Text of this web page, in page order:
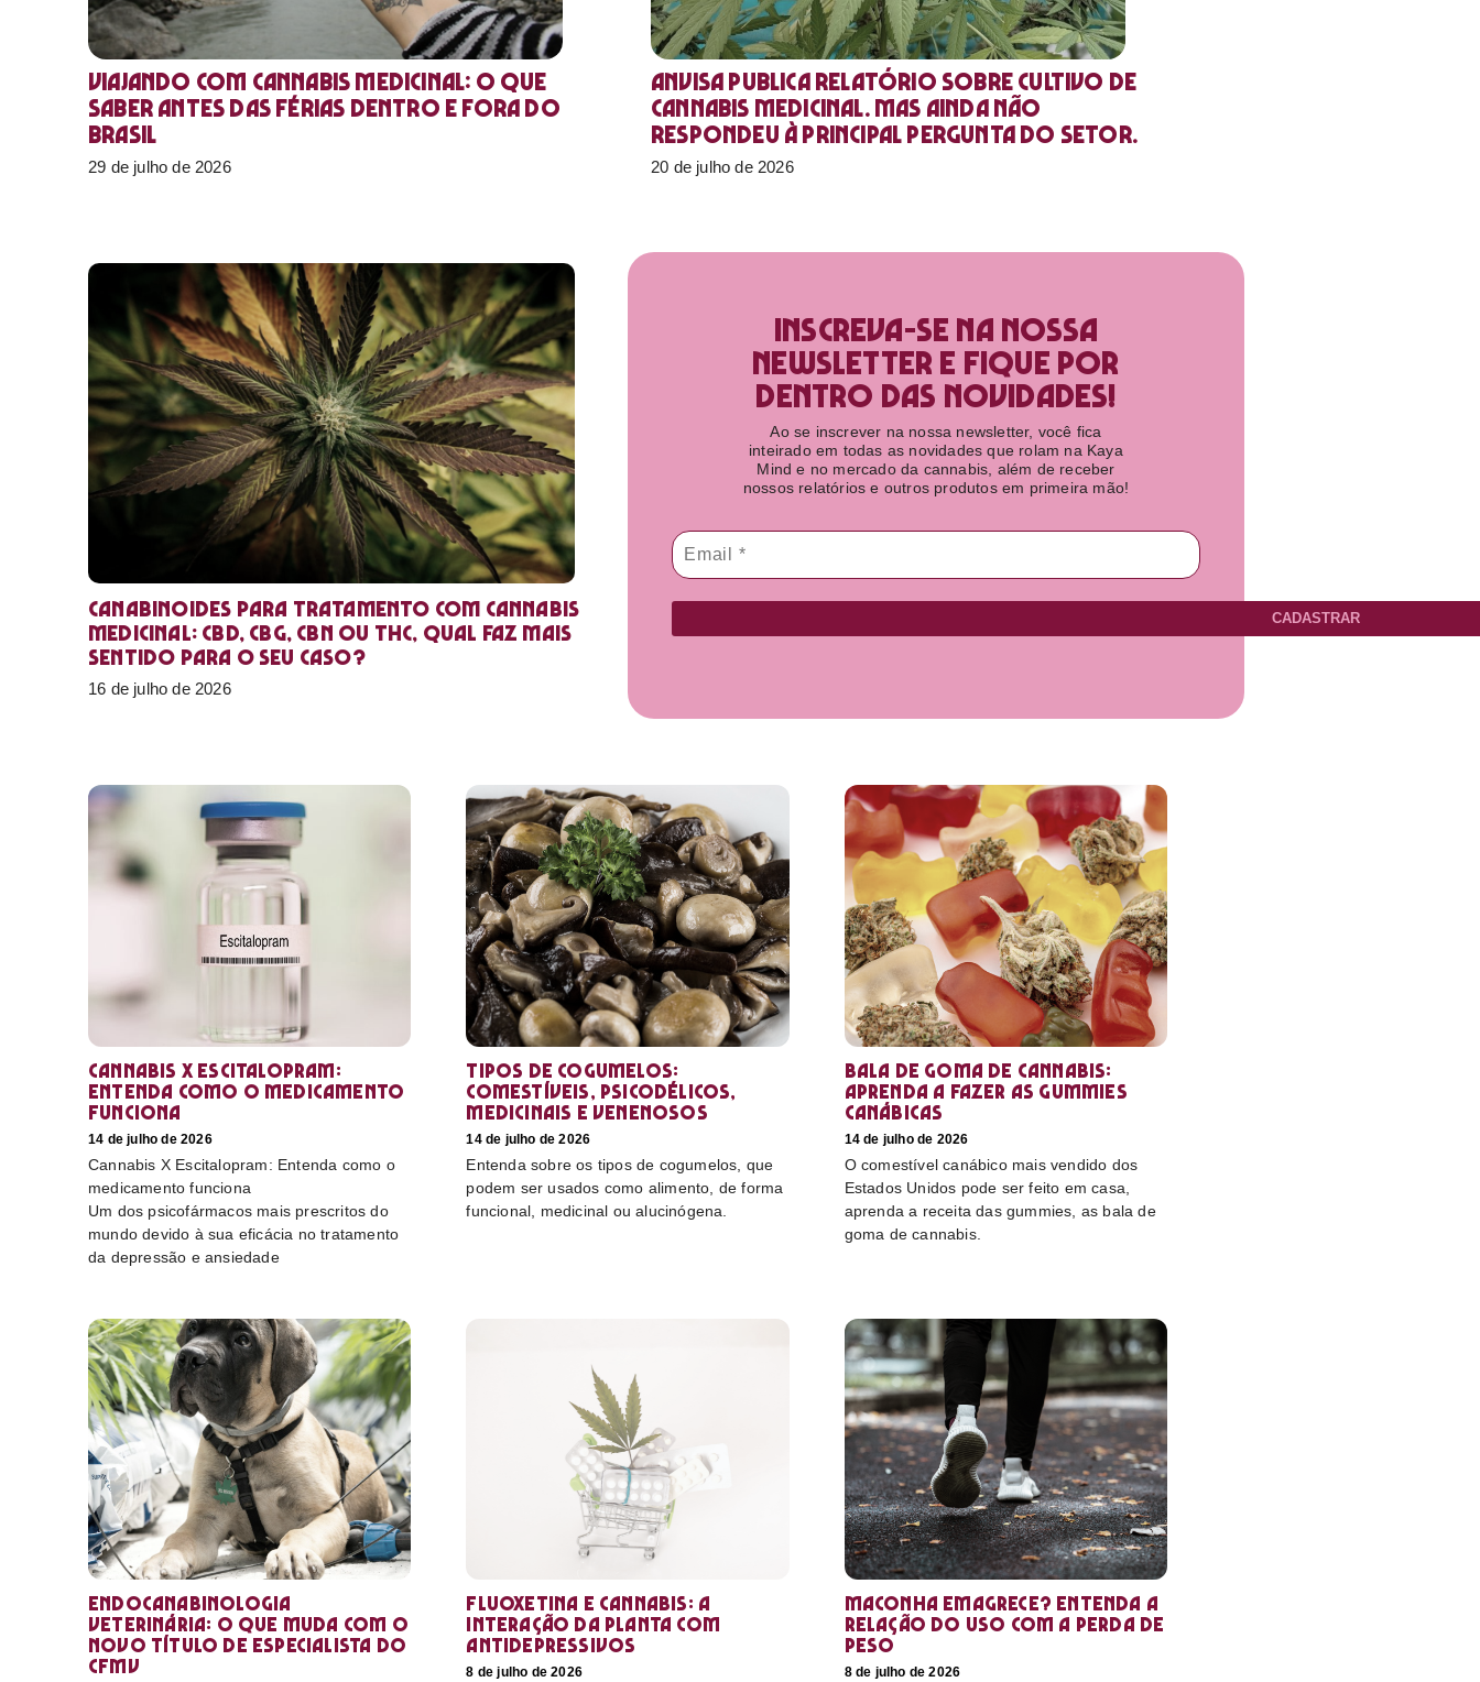
Viajando com cannabis medicinal: o que
saber antes das férias dentro e fora do
Brasil
29 de julho de 2026
Anvisa publica relatório sobre cultivo de
Cannabis medicinal. Mas ainda não
respondeu à principal pergunta do setor.
20 de julho de 2026
Canabinoides para tratamento com cannabis
medicinal: CBD, CBG, CBN ou THC, qual faz mais
sentido para o seu caso?
16 de julho de 2026
Inscreva-se na nossa
newsletter e fique por
dentro das novidades!​
Ao se inscrever na nossa newsletter, você fica
inteirado em todas as novidades que rolam na Kaya
Mind e no mercado da cannabis, além de receber
nossos relatórios e outros produtos em primeira mão!
CADASTRAR
Cannabis X Escitalopram:
Entenda como o medicamento
funciona
14 de julho de 2026
Cannabis X Escitalopram: Entenda como o
medicamento funciona
Um dos psicofármacos mais prescritos do
mundo devido à sua eficácia no tratamento
da depressão e ansiedade
Tipos de cogumelos:
comestíveis, psicodélicos,
medicinais e venenosos
14 de julho de 2026
Entenda sobre os tipos de cogumelos, que
podem ser usados como alimento, de forma
funcional, medicinal ou alucinógena.
Bala de goma de cannabis:
aprenda a fazer as gummies
canábicas
14 de julho de 2026
O comestível canábico mais vendido dos
Estados Unidos pode ser feito em casa,
aprenda a receita das gummies, as bala de
goma de cannabis.
Endocanabinologia
Veterinária: o que muda com o
novo título de especialista do
CFMV
Fluoxetina e Cannabis: a
interação da planta com
antidepressivos
8 de julho de 2026
Maconha emagrece? Entenda a
relação do uso com a perda de
peso
8 de julho de 2026